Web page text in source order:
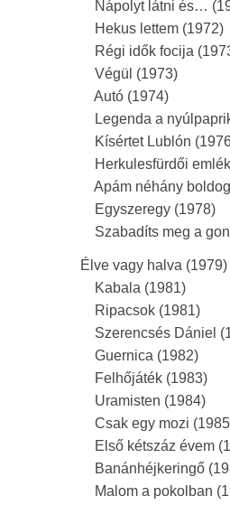
Nápolyt látni és…
Hekus lettem (1972)
Régi idők focija
Végül (1973)
Autó (1974)
Legenda a
Kísértet Lublón
Herkulesfürdői
Apám néhány
Egyszeregy (1978)
Szabadíts meg a
Élve vagy halva (1979)
Kabala (1981)
Ripacsok (1981)
Szerencsés Dániel
Guernica (1982)
Felhőjáték (1983)
Uramisten (1984)
Csak egy mozi
Első kétszáz évem
Banánhéjkeringő
Malom a pokolban